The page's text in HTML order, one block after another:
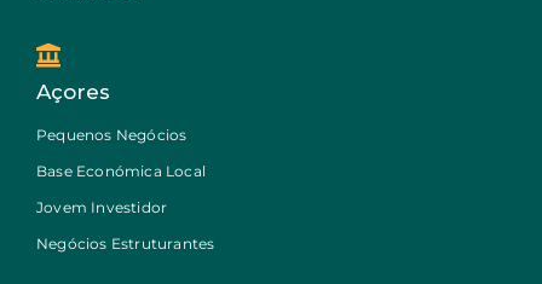
Açores
Pequenos Negócios
Base Económica Local
Jovem Investidor
Negócios Estruturantes